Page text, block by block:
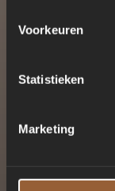
Voorkeuren
Statistieken
Marketing